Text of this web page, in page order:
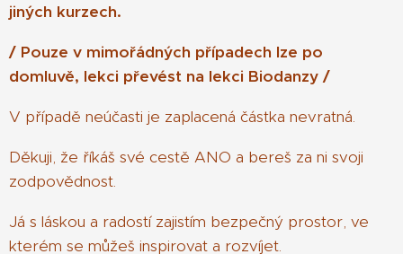
jiných kurzech.
/ Pouze v mimořádných případech lze po
domluvě, lekci převést na lekci Biodanzy /
V případě neúčasti je zaplacená částka nevratná.
Děkuji, že říkáš své cestě ANO a bereš za ni svoji
zodpovědnost.
Já s láskou a radostí zajistím bezpečný prostor, ve
kterém se můžeš inspirovat a rozvíjet.